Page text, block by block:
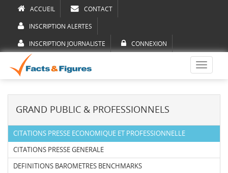
ACCUEIL CONTACT
INSCRIPTION ALERTES
INSCRIPTION JOURNALISTE CONNEXION
Toggle
GRAND PUBLIC & PROFESSIONNELS
CITATIONS PRESSE ECONOMIQUE ET PROFESSIONNELLE
CITATIONS PRESSE GENERALE
DEFINITIONS BAROMETRES BENCHMARKS